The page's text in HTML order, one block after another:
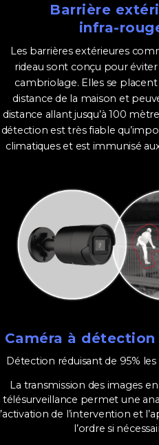
Barrière
infra-
Les barrières extérieures
rideau sont conçu pour
cambriolage. Elles se
distance de la maison et
distance allant jusqu’à 100
détection est très fiable
climatiques et est immunisé
Caméra à
Détection réduisant de 95% les
La transmission des images
télésurveillance permet une
l’activation de l’intervention et
l’ordre si